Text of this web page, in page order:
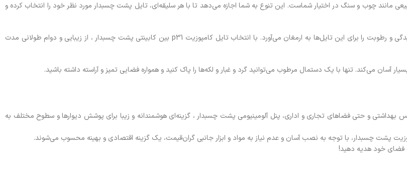
مانند چوب و سنگ در اختیار شماست. این تنوع به شما اجازه می‌دهد تا با هر سلیقه‌ای، تایل پشت چسبدار مورد نظر خود را انتخاب کرده و
ساختار چند لایه و مواد اولیه با کیفیت، مقاومت در برابر ضربه، خراشیدگی و رطوبت را برای این تایل‌ها به ارمغان می‌آورد. با انتخاب تایل کامپوزیت p31 بین کابینتی پشت چسبدار ، از زیبایی و دوام طولانی مدت
آسان می‌کند. تنها با یک دستمال مرطوب می‌توانید گرد و غبار و لکه‌ها را پاک کنید و همواره فضایی تمیز و آراسته داشته باشید.
بهداشتی و حتی فضاهای تجاری و اداری، پنل آلومینیومی پشت چسبدار ، گزینه‌ای هوشمندانه و زیبا برای پوشش دیوارها و سطوح مختلف به
پشت چسبدار، با توجه به نصب آسان و عدم نیاز به مواد و ابزار جانبی گران‌قیمت، یک گزینه اقتصادی و بهینه محسوب می‌شوند.